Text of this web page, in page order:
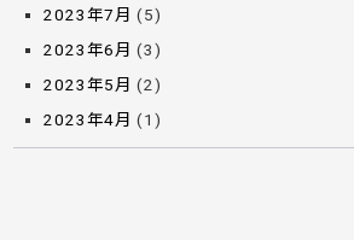
2023年7月 (5)
2023年6月 (3)
2023年5月 (2)
2023年4月 (1)